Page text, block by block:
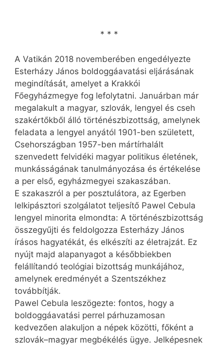
* * *
A Vatikán 2018 novemberében engedélyezte
Esterházy János boldoggáavatási eljárásának
megindítását, amelyet a Krakkói
Főegyházmegye fog lefolytatni. Januárban már
megalakult a magyar, szlovák, lengyel és cseh
szakértőkből álló történészbizottság, amelynek
feladata a lengyel anyától 1901-ben született,
Csehországban 1957-ben mártírhalált
szenvedett felvidéki magyar politikus életének,
munkásságának tanulmányozása és értékelése
a per első, egyházmegyei szakaszában.
E szakaszról a per posztulátora, az Egerben
lelkipásztori szolgálatot teljesítő Pawel Cebula
lengyel minorita elmondta: A történészbizottság
összegyűjti és feldolgozza Esterházy János
írásos hagyatékát, és elkészíti az életrajzát. Ez
nyújt majd alapanyagot a későbbiekben
felállítandó teológiai bizottság munkájához,
amelynek eredményét a Szentszékhez
továbbítják.
Pawel Cebula leszögezte: fontos, hogy a
boldoggáavatási perrel párhuzamosan
kedvezően alakuljon a népek közötti, főként a
szlovák–magyar megbékélés ügye. Jelképesnek